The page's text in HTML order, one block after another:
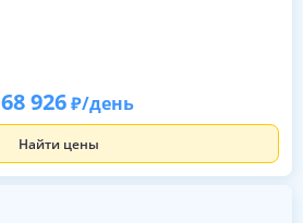
68 926 /день
Найти цены